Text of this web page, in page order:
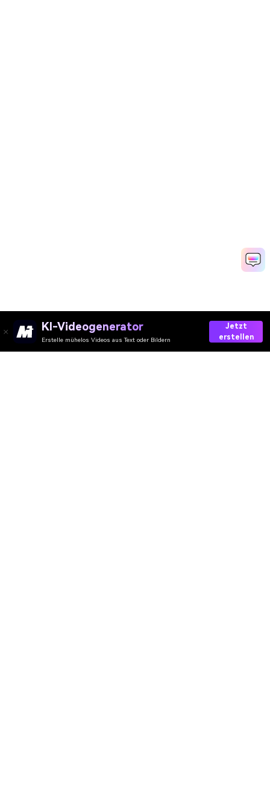
KI-Videogenerator
Erstelle mühelos Videos aus Text oder Bildern
Jetzt
erstellen